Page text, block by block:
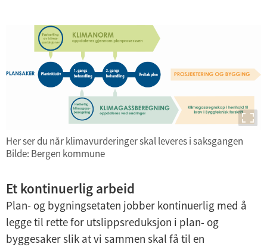
Her ser du når klimavurderinger skal leveres i saksgangen
Bilde: Bergen kommune
Et kontinuerlig arbeid
Plan- og bygningsetaten jobber kontinuerlig med å
legge til rette for utslippsreduksjon i plan- og
byggesaker slik at vi sammen skal få til en